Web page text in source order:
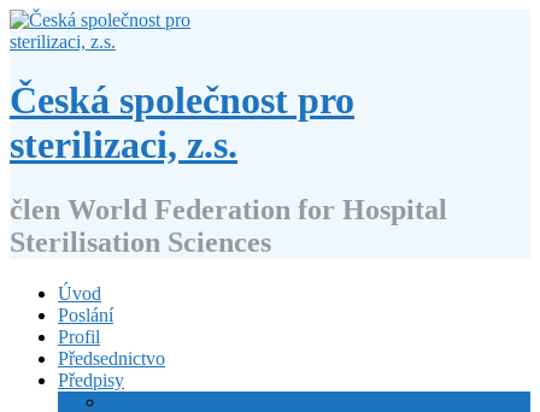
Přejít
k
webu
Česká společnost pro
sterilizaci, z.s.
člen World Federation for Hospital
Sterilisation Sciences
Úvod
Poslání
Profil
Předsednictvo
Předpisy